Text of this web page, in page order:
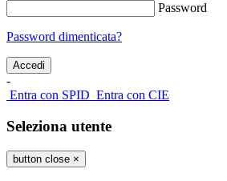
Password
Password dimenticata?
-
Entra con SPID Entra con CIE
Seleziona utente
button close ×